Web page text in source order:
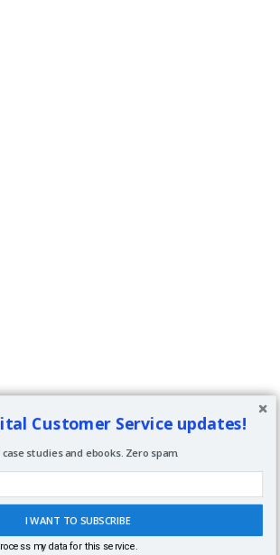
Customer Service updates!
I WANT TO SUBSCRIBE
my data for this service.
studies and ebooks. Zero spam.